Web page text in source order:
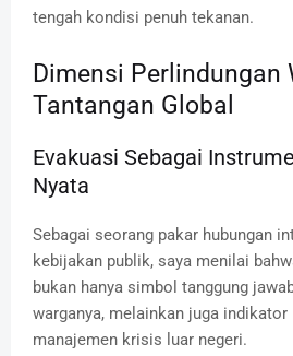
tengah kondisi penuh tekanan.
Dimensi Perlindungan
Tantangan Global
Evakuasi Sebagai
Nyata
Sebagai seorang pakar hubungan
kebijakan publik, saya menilai
bukan hanya simbol tanggung
warganya, melainkan juga indikator
manajemen krisis luar negeri.